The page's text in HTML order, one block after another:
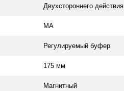
Двухстороннего действия
MA
Регулируемый буфер
175 мм
Магнитный